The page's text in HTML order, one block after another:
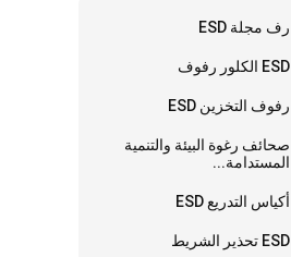
رف مجلة ESD
ESD الكلور رفوف
رفوف التخزين ESD
صحائف رغوة البيئة والتنمية
المستدامة...
أكياس التدريع ESD
ESD تحذير الشريط